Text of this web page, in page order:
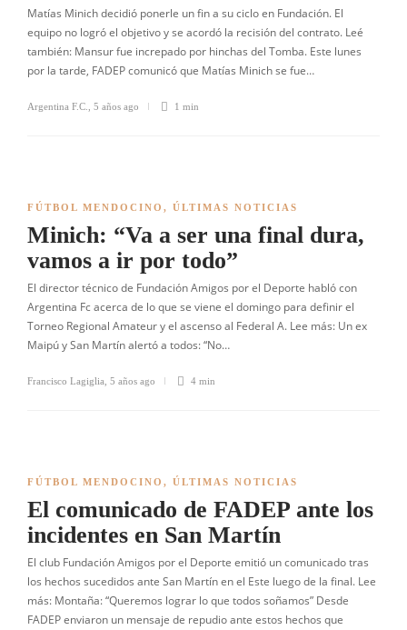
Matías Minich decidió ponerle un fin a su ciclo en Fundación. El
equipo no logró el objetivo y se acordó la recisión del contrato. Leé
también: Mansur fue increpado por hinchas del Tomba. Este lunes
por la tarde, FADEP comunicó que Matías Minich se fue…
Argentina F.C. 5 años ago 1 min
FÚTBOL MENDOCINO , ÚLTIMAS NOTICIAS
Minich: “Va a ser una final dura,
vamos a ir por todo”
El director técnico de Fundación Amigos por el Deporte habló con
Argentina Fc acerca de lo que se viene el domingo para definir el
Torneo Regional Amateur y el ascenso al Federal A. Lee más: Un ex
Maipú y San Martín alertó a todos: “No…
Francisco Lagiglia 5 años ago 4 min
FÚTBOL MENDOCINO , ÚLTIMAS NOTICIAS
El comunicado de FADEP ante los
incidentes en San Martín
El club Fundación Amigos por el Deporte emitió un comunicado tras
los hechos sucedidos ante San Martín en el Este luego de la final. Lee
más: Montaña: “Queremos lograr lo que todos soñamos” Desde
FADEP enviaron un mensaje de repudio ante estos hechos que